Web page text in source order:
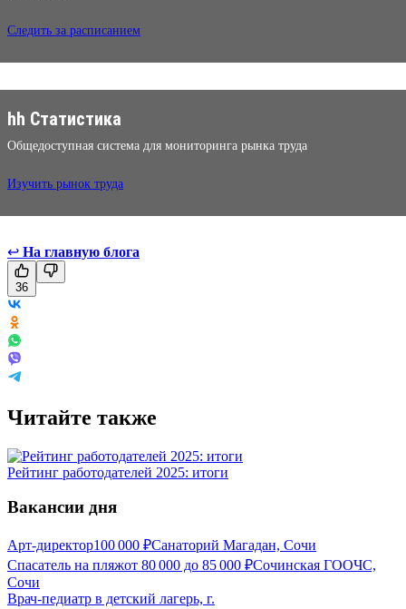
Следить за расписанием
hh Статистика
Общедоступная система для мониторинга рынка труда
Изучить рынок труда
↩ На главную блога
36
Читайте также
Рейтинг работодателей 2025: итоги
Вакансии дня
Арт-директор100 000 ₽Санаторий Магадан, Сочи
Спасатель на пляжот 80 000 до 85 000 ₽Сочинская ГООЧС,
Сочи
Врач-педиатр в детский лагерь, г.